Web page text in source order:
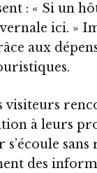
: « Si un
ici. »
aux
visiteurs
à leurs
s’écoule
des